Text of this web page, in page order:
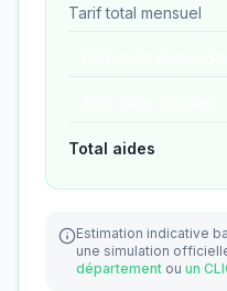
Tarif total mensuel
Total aides
Estimation indicative
une simulation
département ou un